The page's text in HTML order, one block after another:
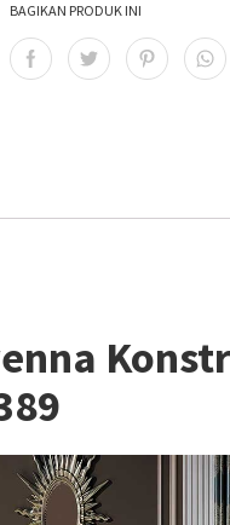
BAGIKAN PRODUK INI